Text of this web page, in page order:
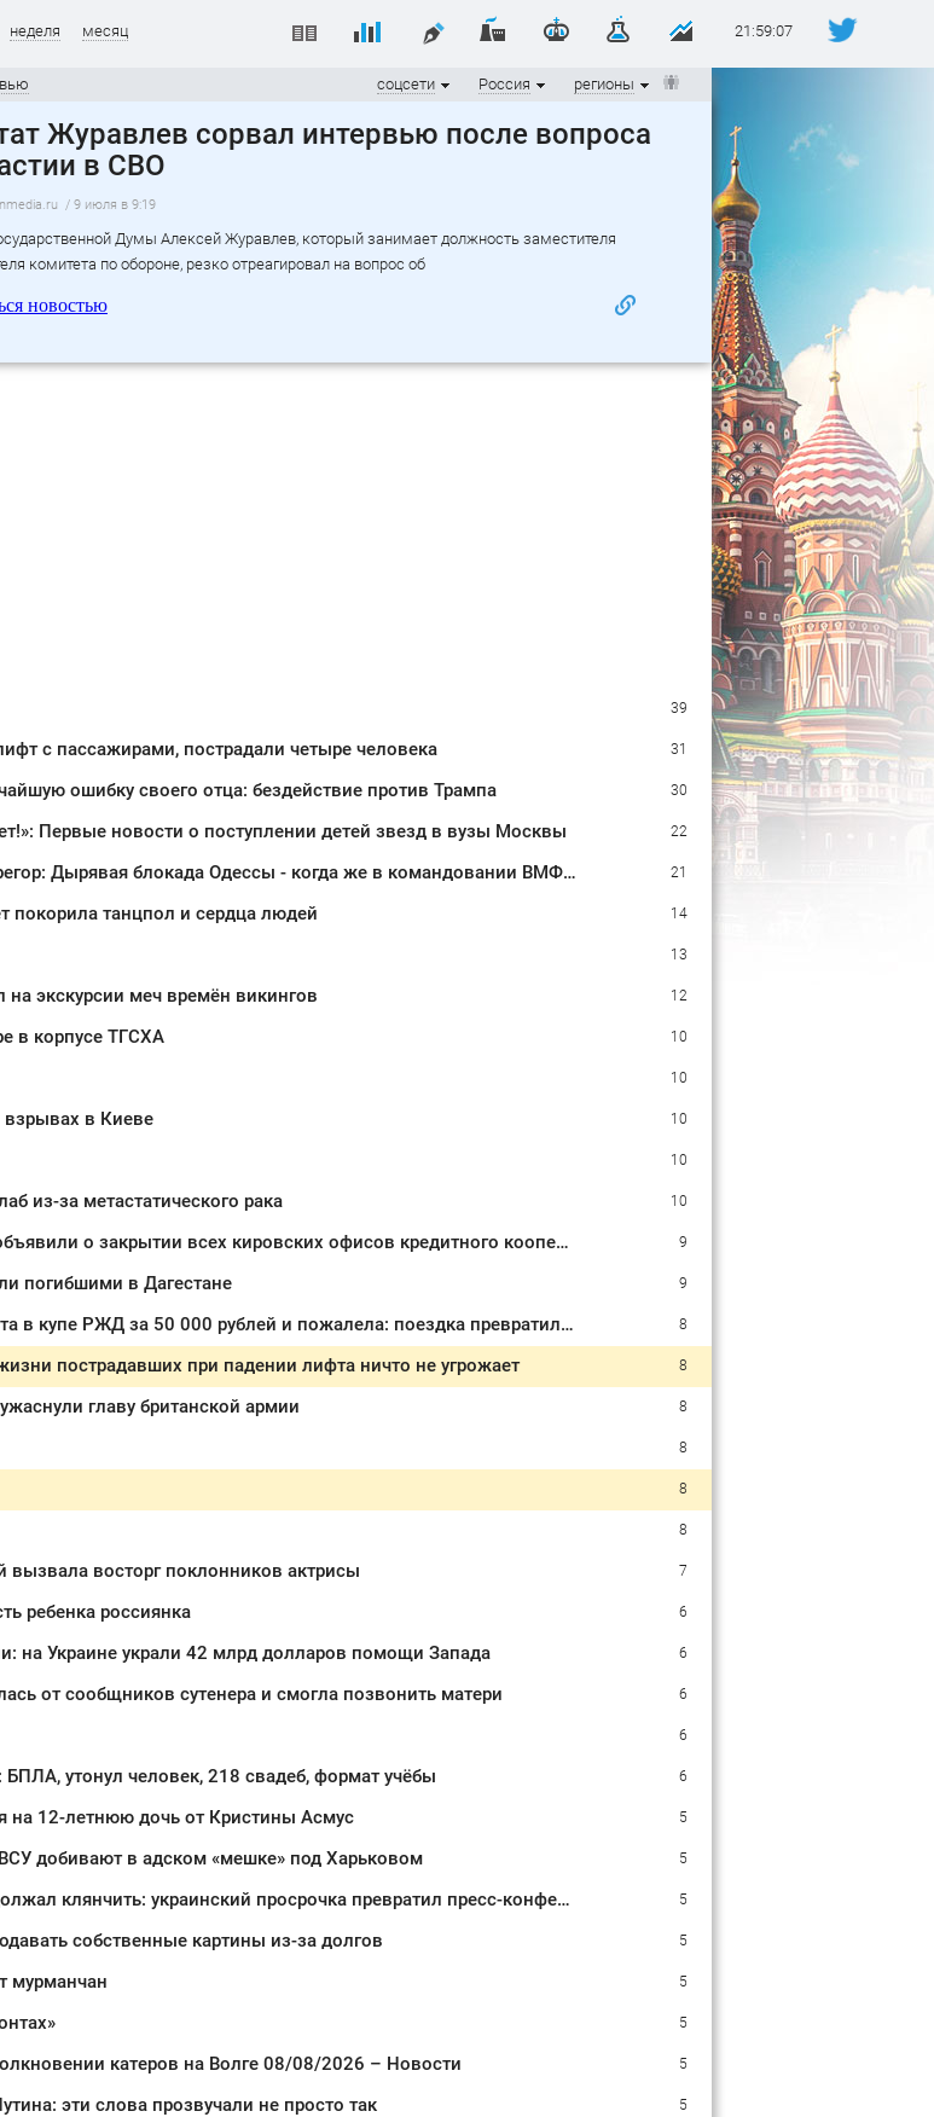
21:59:08
неделя месяц
регионы
Россия
соцсети
Журавлев сорвал интервью после вопроса
в СВО
/ 9 июля в 9:19
Думы Алексей Журавлев, который занимает должность заместителя
комитета по обороне, резко отреагировал на вопрос об
39
31
с пассажирами, пострадали четыре человека
30
ошибку своего отца: бездействие против Трампа
22
Первые новости о поступлении детей звезд в вузы Москвы
21
Полковник армии США Макгрегор: Дырявая блокада Одессы - когда же в командовании ВМФ России за это полетят головы?
14
покорила танцпол и сердца людей
13
12
экскурсии меч времён викингов
10
в корпусе ТГСХА
10
10
в Киеве
10
10
из-за метастатического рака
9
В компании "Дело и деньги" объявили о закрытии всех кировских офисов кредитного кооператива
9
погибшими в Дагестане
8
Россиянка выкупила все места в купе РЖД за 50 000 рублей и пожалела: поездка превратилась в кошмар
8
пострадавших при падении лифта ничто не угрожает
8
главу британской армии
8
8
8
7
вызвала восторг поклонников актрисы
6
ребенка россиянка
6
на Украине украли 42 млрд долларов помощи Запада
6
от сообщников сутенера и смогла позвонить матери
6
6
БПЛА, утонул человек, 218 свадеб, формат учёбы
5
на 12-летнюю дочь от Кристины Асмус
5
добивают в адском «мешке» под Харьковом
5
Зеленский жаловался и продолжал клянчить: украинский просрочка превратил пресс-конференцию в Сербии в фарс
5
собственные картины из-за долгов
5
мурманчан
5
5
катеров на Волге 08/08/2026 – Новости
5
эти слова прозвучали не просто так